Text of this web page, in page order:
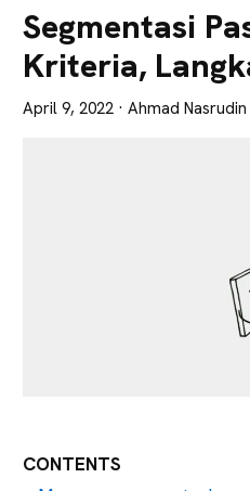
Tajam
Segmentasi
Kriteria,
April 9, 2022 · Ahmad Nasrudin
CONTENTS